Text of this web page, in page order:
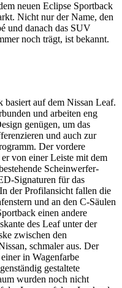
neuen Eclipse Sportback
Nicht nur der Name, den
und danach das SUV
noch trägt, ist bekannt.
auf dem Nissan Leaf.
und arbeiten eng
genügen, um das
und auch zur
Der vordere
von einer Leiste mit dem
Scheinwerfer-
Signaturen für das
der Profilansicht fallen die
und an den C-Säulen
einen andere
des Leaf unter der
zwischen den
schmaler aus. Der
in Wagenfarbe
gestaltete
wurden noch nicht